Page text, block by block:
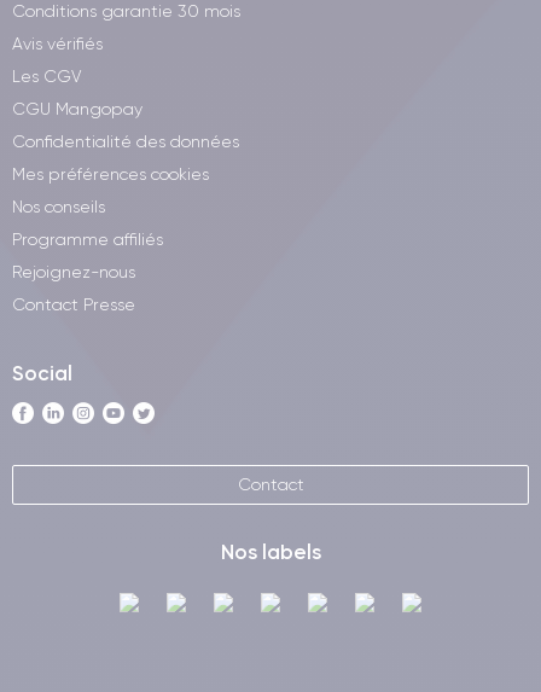
Conditions garantie 30 mois
Avis vérifiés
Les CGV
CGU Mangopay
Confidentialité des données
Mes préférences cookies
Nos conseils
Programme affiliés
Rejoignez-nous
Contact Presse
Social
Contact
Nos labels